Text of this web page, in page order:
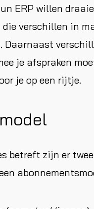
ERP willen
die verschillen in
Daarnaast
je afspraken
je op een rijtje.
betreft zijn er